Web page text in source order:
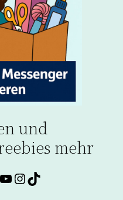
und
mehr
YouTube
Instagram
TikTok